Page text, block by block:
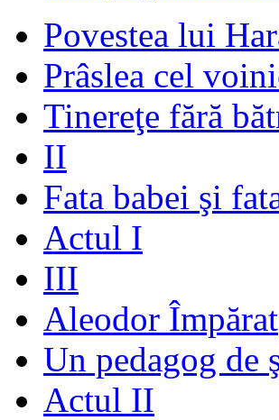
Povestea lui
Prâslea cel
Tinereţe fără
II
Fata babei şi
Actul I
III
Aleodor Împărat
Un pedagog de
Actul II